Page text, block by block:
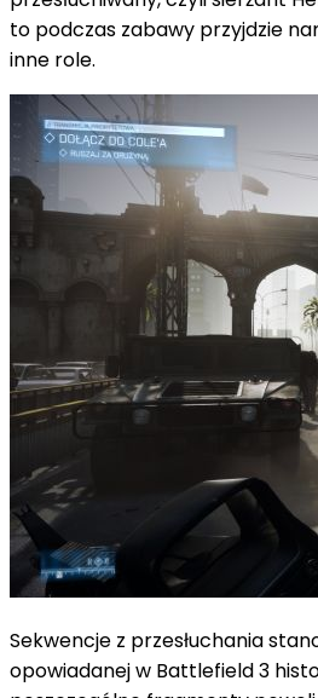
to podczas zabawy przyjdzie
inne role.
Sekwencje z przesłuchania
opowiadanej w Battlefield 3